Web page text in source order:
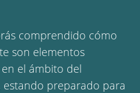
comprendido cómo
son elementos
el ámbito del
preparado para